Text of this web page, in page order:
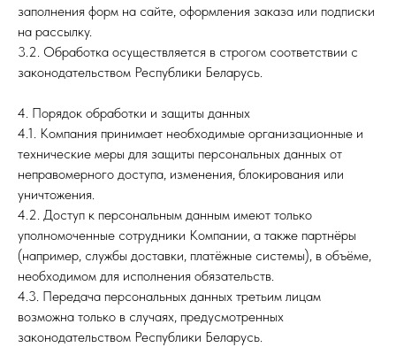
заполнения форм на сайте, оформления заказа или подписки
на рассылку.
3.2. Обработка осуществляется в строгом соответствии с
законодательством Республики Беларусь.
4. Порядок обработки и защиты данных
4.1. Компания принимает необходимые организационные и
технические меры для защиты персональных данных от
неправомерного доступа, изменения, блокирования или
уничтожения.
4.2. Доступ к персональным данным имеют только
уполномоченные сотрудники Компании, а также партнёры
(например, службы доставки, платёжные системы), в объёме,
необходимом для исполнения обязательств.
4.3. Передача персональных данных третьим лицам
возможна только в случаях, предусмотренных
законодательством Республики Беларусь.